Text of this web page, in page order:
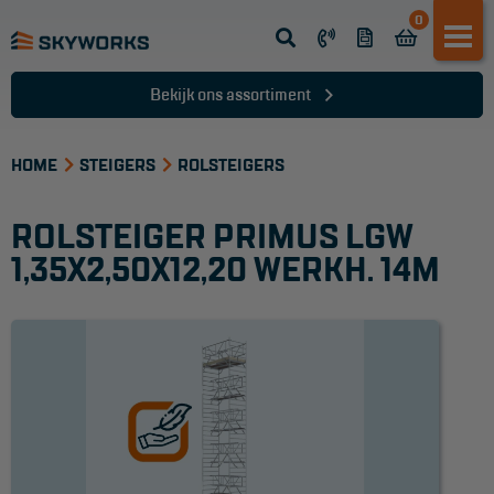
0
Opsteek ladder
Schuifladder
Telescopische ladder
Ladder accessoires
Bekijk ons assortiment
HOME STEIGERS ROLSTEIGERS
ROLSTEIGER PRIMUS LGW
1,35X2,50X12,20 WERKH. 14M